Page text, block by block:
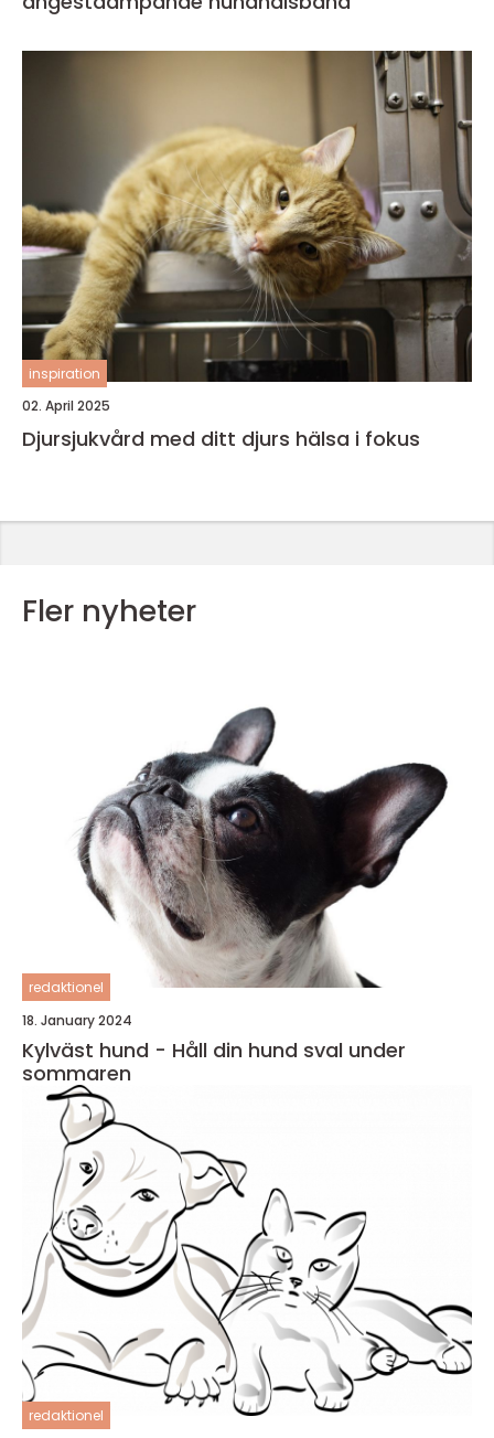
inspiration
02. April 2025
Djursjukvård med ditt djurs hälsa i fokus
Fler nyheter
redaktionel
18. January 2024
Kylväst hund - Håll din hund sval under
sommaren
redaktionel